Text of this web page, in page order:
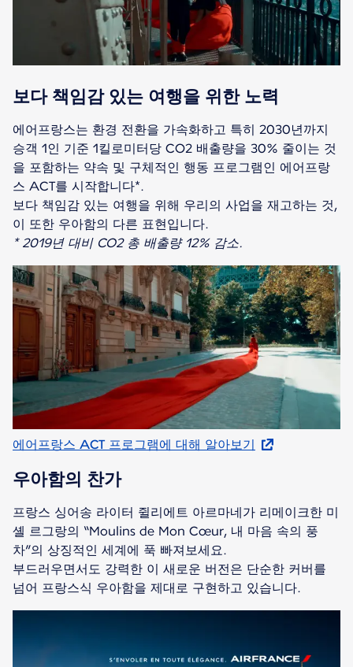
보다 책임감 있는 여행을 위한 노력
에어프랑스는 환경 전환을 가속화하고 특히 2030년까지
승객 1인 기준 1킬로미터당 CO2 배출량을 30% 줄이는 것
을 포함하는 약속 및 구체적인 행동 프로그램인 에어프랑
스 ACT를 시작합니다*.
보다 책임감 있는 여행을 위해 우리의 사업을 재고하는 것,
* 2019년 대비 CO2 총 배출량 12% 감소.
에어프랑스 ACT 프로그램에 대해 알아보기
우아함의 찬가
프랑스 싱어송 라이터 쥘리에트 아르마네가 리메이크한 미
셸 르그랑의 “Moulins de Mon Cœur, 내 마음 속의 풍
차”의 상징적인 세계에 푹 빠져보세요.
부드러우면서도 강력한 이 새로운 버전은 단순한 커버를
넘어 프랑스식 우아함을 제대로 구현하고 있습니다.